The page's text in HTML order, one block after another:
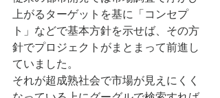
上がるターゲットを基に「コンセプ
ト」などで基本方針を示せば、その方
針でプロジェクトがまとまって前進し
ていました。
それが超成熟社会で市場が見えにくく